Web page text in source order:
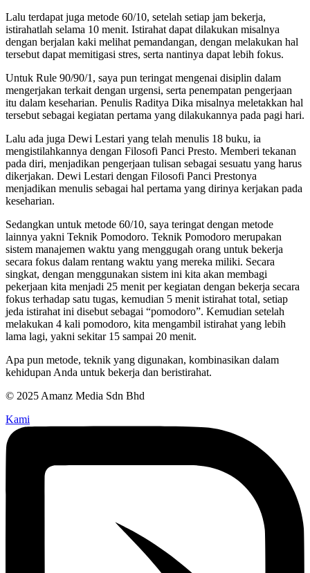
Lalu terdapat juga metode 60/10, setelah setiap jam bekerja,
istirahatlah selama 10 menit. Istirahat dapat dilakukan misalnya
dengan berjalan kaki melihat pemandangan, dengan melakukan hal
tersebut dapat memitigasi stres, serta nantinya dapat lebih fokus.
Untuk Rule 90/90/1, saya pun teringat mengenai disiplin dalam
mengerjakan terkait dengan urgensi, serta penempatan pengerjaan
itu dalam keseharian. Penulis Raditya Dika misalnya meletakkan hal
tersebut sebagai kegiatan pertama yang dilakukannya pada pagi hari.
Lalu ada juga Dewi Lestari yang telah menulis 18 buku, ia
mengistilahkannya dengan Filosofi Panci Presto. Memberi tekanan
pada diri, menjadikan pengerjaan tulisan sebagai sesuatu yang harus
dikerjakan. Dewi Lestari dengan Filosofi Panci Prestonya
menjadikan menulis sebagai hal pertama yang dirinya kerjakan pada
keseharian.
Sedangkan untuk metode 60/10, saya teringat dengan metode
lainnya yakni Teknik Pomodoro. Teknik Pomodoro merupakan
sistem manajemen waktu yang menggugah orang untuk bekerja
secara fokus dalam rentang waktu yang mereka miliki. Secara
singkat, dengan menggunakan sistem ini kita akan membagi
pekerjaan kita menjadi 25 menit per kegiatan dengan bekerja secara
fokus terhadap satu tugas, kemudian 5 menit istirahat total, setiap
jeda istirahat ini disebut sebagai “pomodoro”. Kemudian setelah
melakukan 4 kali pomodoro, kita mengambil istirahat yang lebih
lama lagi, yakni sekitar 15 sampai 20 menit.
Apa pun metode, teknik yang digunakan, kombinasikan dalam
kehidupan Anda untuk bekerja dan beristirahat.
© 2025 Amanz Media Sdn Bhd
Kami